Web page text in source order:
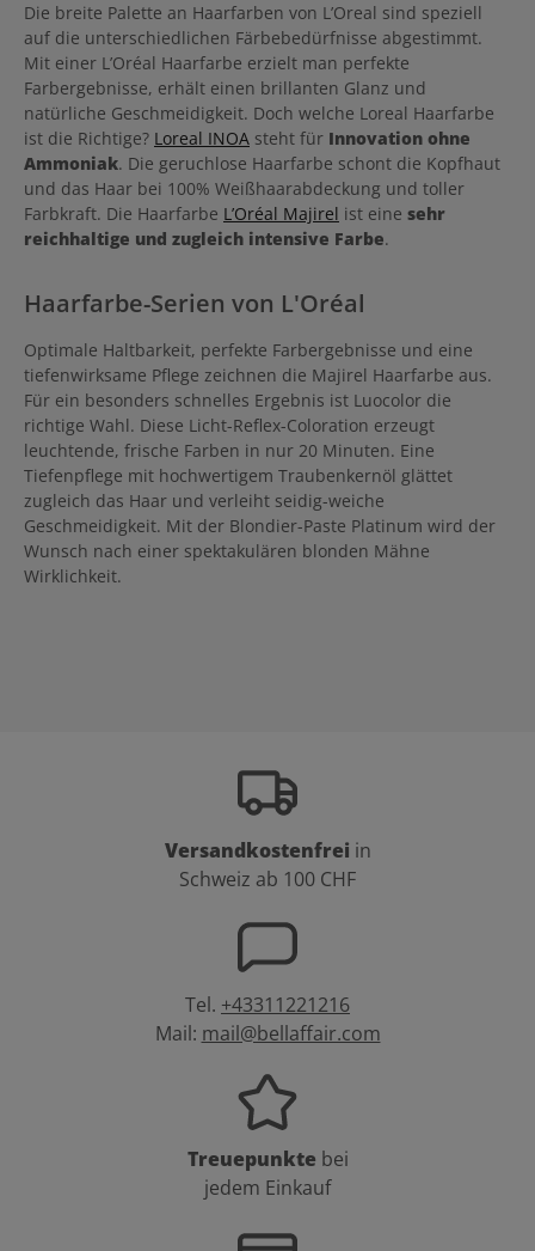
Die breite Palette an Haarfarben von L’Oreal sind speziell
auf die unterschiedlichen Färbebedürfnisse abgestimmt.
Mit einer L’Oréal Haarfarbe erzielt man perfekte
Farbergebnisse, erhält einen brillanten Glanz und
natürliche Geschmeidigkeit. Doch welche Loreal Haarfarbe
ist die Richtige? Loreal INOA steht für Innovation ohne
Ammoniak. Die geruchlose Haarfarbe schont die Kopfhaut
und das Haar bei 100% Weißhaarabdeckung und toller
Farbkraft. Die Haarfarbe L’Oréal Majirel ist eine sehr
reichhaltige und zugleich intensive Farbe.
Haarfarbe-Serien von L'Oréal
Optimale Haltbarkeit, perfekte Farbergebnisse und eine
tiefenwirksame Pflege zeichnen die Majirel Haarfarbe aus.
Für ein besonders schnelles Ergebnis ist Luocolor die
richtige Wahl. Diese Licht-Reflex-Coloration erzeugt
leuchtende, frische Farben in nur 20 Minuten. Eine
Tiefenpflege mit hochwertigem Traubenkernöl glättet
zugleich das Haar und verleiht seidig-weiche
Geschmeidigkeit. Mit der Blondier-Paste Platinum wird der
Wunsch nach einer spektakulären blonden Mähne
Wirklichkeit.
Versandkostenfrei in
Schweiz ab 100 CHF
Tel. +43311221216
Mail: mail@bellaffair.com
Treuepunkte bei
jedem Einkauf